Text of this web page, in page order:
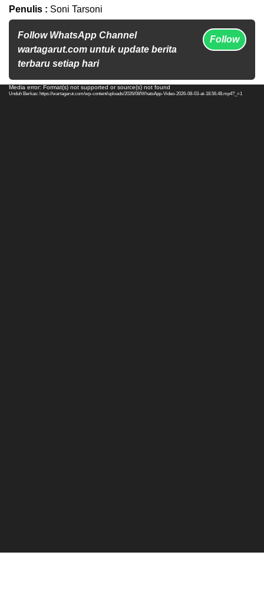
Penulis : Soni Tarsoni
Follow WhatsApp Channel
wartagarut.com untuk update berita
terbaru setiap hari
Follow
Pemutar
Video
Media error: Format(s) not supported or source(s) not found
Unduh Berkas: https://wartagarut.com/wp-content/uploads/2026/08/WhatsApp-Video-2026-08-03-at-18.56.48.mp4?_=1